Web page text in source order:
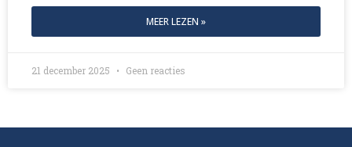
MEER LEZEN »
21 december 2025 Geen reacties